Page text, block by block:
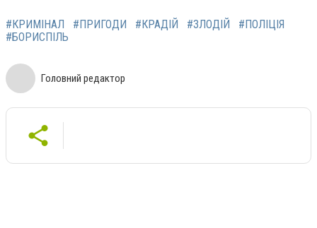
#КРИМІНАЛ #ПРИГОДИ #КРАДІЙ #ЗЛОДІЙ
#ПОЛІЦІЯ
#БОРИСПІЛЬ
Головний редактор